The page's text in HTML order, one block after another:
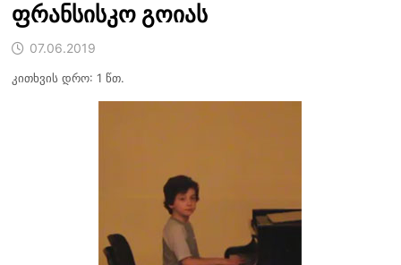
ფრანსისკო გოიას
07.06.2019
კითხვის დრო: 1 წთ.